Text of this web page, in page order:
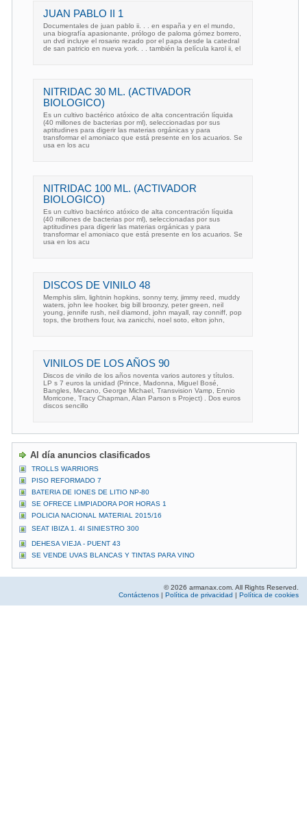
JUAN PABLO II 1
Documentales de juan pablo ii. . . en españa y en el mundo,
una biografía apasionante, prólogo de paloma gómez borrero,
un dvd incluye el rosario rezado por el papa desde la catedral
de san patricio en nueva york. . . también la película karol ii, el
NITRIDAC 30 ML. (ACTIVADOR
BIOLOGICO)
Es un cultivo bactérico atóxico de alta concentración líquida
(40 millones de bacterias por ml), seleccionadas por sus
aptitudines para digerir las materias orgánicas y para
transformar el amoniaco que está presente en los acuarios. Se
usa en los acu
NITRIDAC 100 ML. (ACTIVADOR
BIOLOGICO)
Es un cultivo bactérico atóxico de alta concentración líquida
(40 millones de bacterias por ml), seleccionadas por sus
aptitudines para digerir las materias orgánicas y para
transformar el amoniaco que está presente en los acuarios. Se
usa en los acu
DISCOS DE VINILO 48
Memphis slim, lightnin hopkins, sonny terry, jimmy reed, muddy
waters, john lee hooker, big bill broonzy, peter green, neil
young, jennife rush, neil diamond, john mayall, ray conniff, pop
tops, the brothers four, iva zanicchi, noel soto, elton john,
VINILOS DE LOS AÑOS 90
Discos de vinilo de los años noventa varios autores y títulos.
LP s 7 euros la unidad (Prince, Madonna, Miguel Bosé,
Bangles, Mecano, George Michael, Transvision Vamp, Ennio
Morricone, Tracy Chapman, Alan Parson s Project) . Dos euros
discos sencillo
Al día anuncios clasificados
TROLLS WARRIORS
PISO REFORMADO 7
BATERIA DE IONES DE LITIO NP-80
SE OFRECE LIMPIADORA POR HORAS 1
POLICIA NACIONAL MATERIAL 2015/16
SEAT IBIZA 1. 4I SINIESTRO 300
DEHESA VIEJA - PUENT 43
SE VENDE UVAS BLANCAS Y TINTAS PARA VINO
© 2026 armanax.com. All Rights Reserved.
Contáctenos | Política de privacidad | Política de cookies